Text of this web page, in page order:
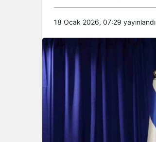
Gece modunu seçin.
Sistem Modu
Sistem modunu seçin.
18 Ocak 2026, 07:29 yayınlandı